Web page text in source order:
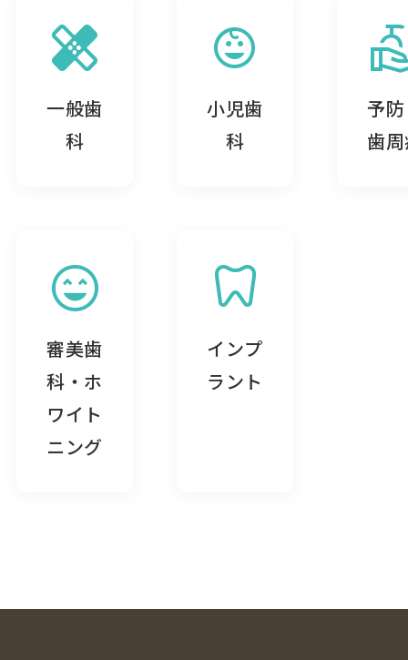
healing
一般歯
科
child_care
小児歯
科
予
歯
sentiment_very_satisfied
審美歯
科・ホ
ワイト
ニング
dentistry
インプ
ラント